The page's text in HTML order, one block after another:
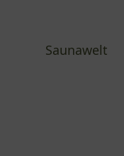
Saunawelt